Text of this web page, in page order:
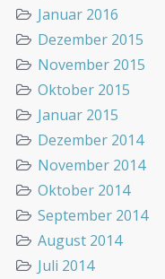
Januar 2016
Dezember 2015
November 2015
Oktober 2015
Januar 2015
Dezember 2014
November 2014
Oktober 2014
September 2014
August 2014
Juli 2014